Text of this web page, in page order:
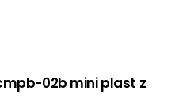
02b mini plast z